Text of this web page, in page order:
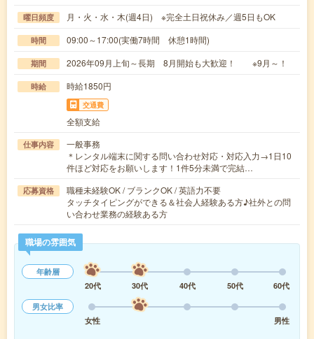
曜日頻度 月・火・水・木(週4日) ※完全土日祝休み／週5日もOK
時間 09:00～17:00(実働7時間 休憩1時間)
期間 2026年09月上旬～長期 8月開始も大歓迎！ ※9月～！
時給 時給1850円
交通費
全額支給
仕事内容
一般事務
＊レンタル端末に関する問い合わせ対応・対応入力→1日10
件ほど対応をお願いします！1件5分未満で完結…
応募資格
職種未経験OK / ブランクOK / 英語力不要
タッチタイピングができる＆社会人経験ある方♪社外との問
い合わせ業務の経験ある方
職場の雰囲気
年齢層
20代
30代 40代 50代
60代
男女比率
女性
男性